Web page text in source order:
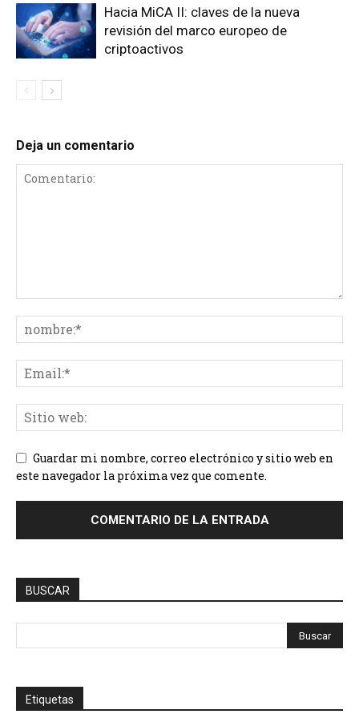
Hacia MiCA II: claves de la nueva
revisión del marco europeo de
criptoactivos
Deja un comentario
Guardar mi nombre, correo electrónico y sitio web en
este navegador la próxima vez que comente.
BUSCAR
Etiquetas